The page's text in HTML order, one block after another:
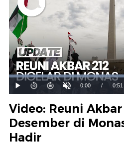
Mainkan
Suara
Hidup
Waktu
ini
0:00 / 0:51
Video: Reuni
Desember di
Hadir